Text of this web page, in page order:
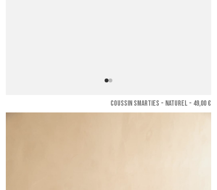
COUSSIN SMARTIES - Naturel - 49,00 €